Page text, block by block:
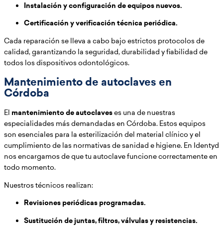
Instalación y configuración de equipos nuevos.
Certificación y verificación técnica periódica.
Cada reparación se lleva a cabo bajo estrictos protocolos de
calidad, garantizando la seguridad, durabilidad y fiabilidad de
todos los dispositivos odontológicos.
Mantenimiento de autoclaves en
Córdoba
El mantenimiento de autoclaveses una de nuestras
especialidades más demandadas en Córdoba. Estos equipos
son esenciales para la esterilización del material clínico y el
cumplimiento de las normativas de sanidad e higiene. En Identyd
nos encargamos de que tu autoclave funcione correctamente en
todo momento.
Nuestros técnicos realizan:
Revisiones periódicas programadas.
Sustitución de juntas, filtros, válvulas y resistencias.